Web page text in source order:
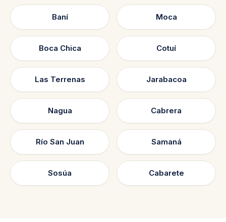
Baní Moca
Boca Chica Cotuí
Las Terrenas Jarabacoa
Nagua Cabrera
Río San Juan Samaná
Sosúa Cabarete